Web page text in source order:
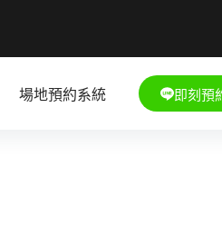
場地預約系統 即刻預